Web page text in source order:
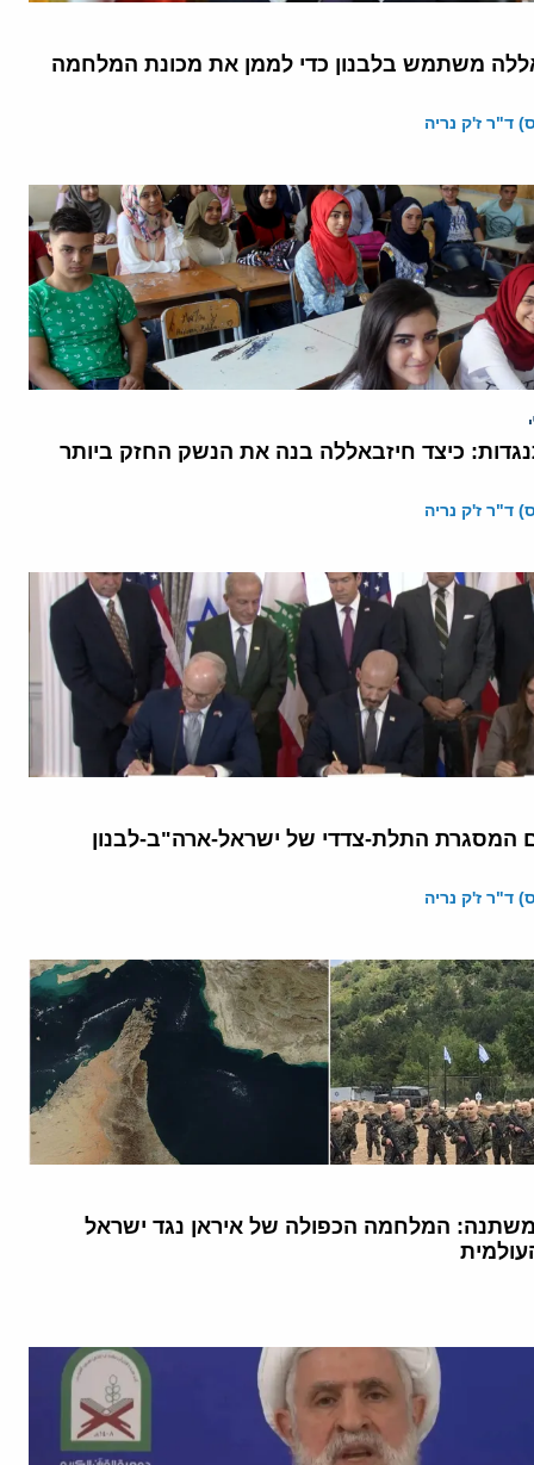
משתמש בלבנון כדי לממן את מכונת המלחמה
ד"ר ז'ק נריה
כיצד חיזבאללה בנה את הנשק החזק ביותר
ד"ר ז'ק נריה
התלת-צדדי של ישראל-ארה"ב-לבנון
ד"ר ז'ק נריה
המלחמה הכפולה של איראן נגד ישראל